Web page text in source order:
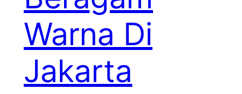
Warna Di
Jakarta